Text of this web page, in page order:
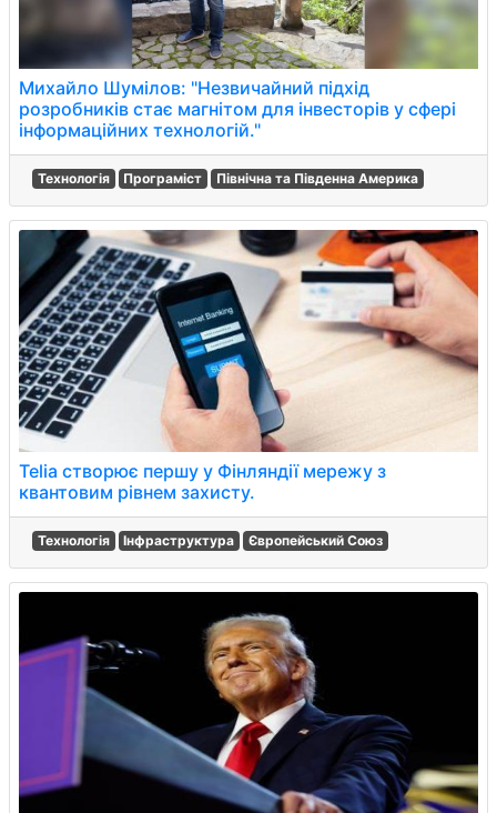
Михайло Шумілов: "Незвичайний підхід
розробників стає магнітом для інвесторів у сфері
інформаційних технологій."
Технологія Програміст Північна та Південна Америка
Telia створює першу у Фінляндії мережу з
квантовим рівнем захисту.
Технологія Інфраструктура Європейський Союз